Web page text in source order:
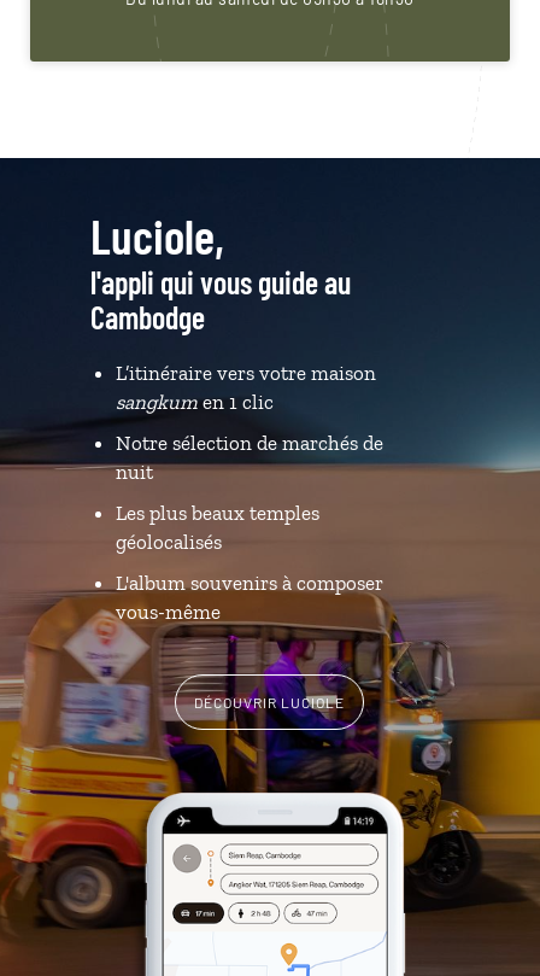
Luciole,
l'appli qui vous guide au
Cambodge
L’itinéraire vers votre maison
sangkumen 1 clic
Notre sélection de marchés de
nuit
Les plus beaux temples
géolocalisés
L'album souvenirs à composer
vous-même
DÉCOUVRIR LUCIOLE